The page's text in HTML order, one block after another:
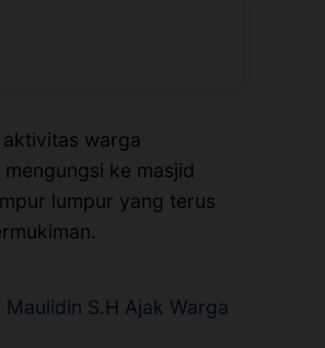
warga
ke masjid
lumpur yang terus
S.H Ajak Warga